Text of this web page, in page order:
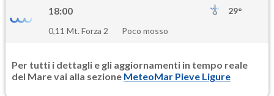
18:00
29°
0,11 Mt. Forza 2
Poco mosso
Per tutti i dettagli e gli aggiornamenti in tempo reale
del Mare vai alla sezione MeteoMar Pieve Ligure